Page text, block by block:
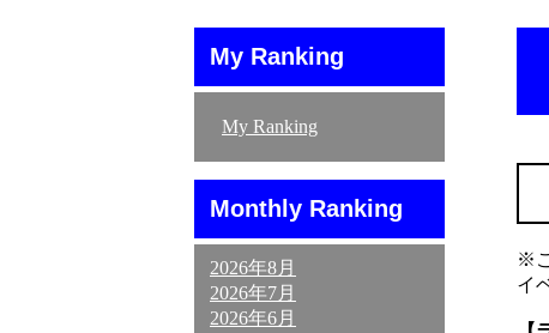
My Ranking
My Ranking
Monthly Ranking
2026年8月
2026年7月
2026年6月
※
イ